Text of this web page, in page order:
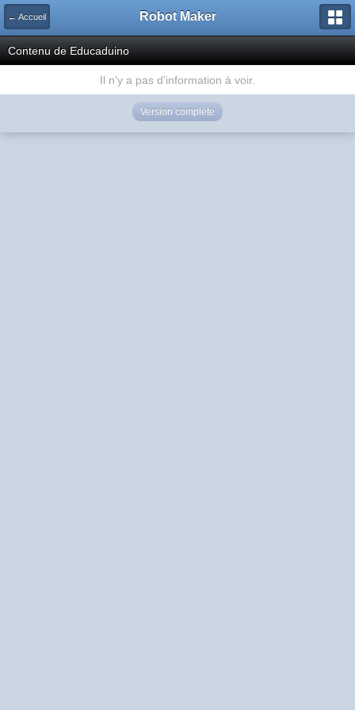
← Accueil Robot Maker
Contenu de Educaduino
Il n'y a pas d'information à voir.
Version complète